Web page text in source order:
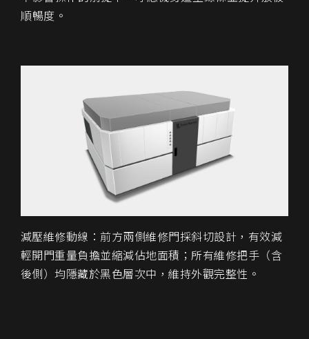
順暢度。
減壓維修動線：前方兩側維修門採斜切設計，有效減
輕開門重量負擔並縮減佔地面積；所有維修把手（含
後側）均隱藏於黑色層次中，維持外觀完整性。